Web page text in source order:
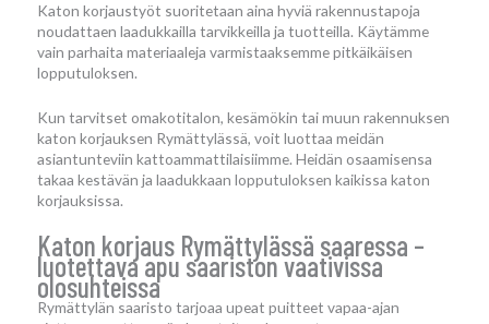
Katon korjaustyöt suoritetaan aina hyviä rakennustapoja
noudattaen laadukkailla tarvikkeilla ja tuotteilla. Käytämme
vain parhaita materiaaleja varmistaaksemme pitkäikäisen
lopputuloksen.
Kun tarvitset omakotitalon, kesämökin tai muun rakennuksen
katon korjauksen Rymättylässä, voit luottaa meidän
asiantunteviin kattoammattilaisiimme. Heidän osaamisensa
takaa kestävän ja laadukkaan lopputuloksen kaikissa katon
korjauksissa.
Katon korjaus Rymättylässä saaressa –
luotettava apu saariston vaativissa
olosuhteissa
Rymättylän saaristo tarjoaa upeat puitteet vapaa-ajan